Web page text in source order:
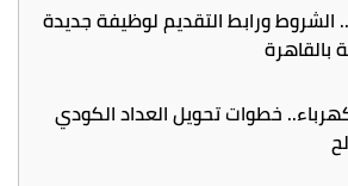
دولارا.. الشروط ورابط التقديم لوظيفة جديدة
بالقاهرة
خطوات تحويل العداد الكودي